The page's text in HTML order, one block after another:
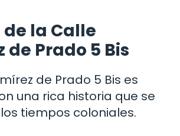
la Calle
de Prado 5 Bis
de Prado 5 Bis es
una rica historia que se
tiempos coloniales.